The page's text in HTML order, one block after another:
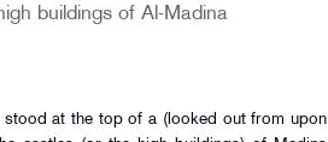
buildings of Al-Madina